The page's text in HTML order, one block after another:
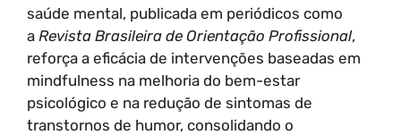
saúde mental, publicada em periódicos como
a Revista Brasileira de Orientação Profissional,
reforça a eficácia de intervenções baseadas em
mindfulness na melhoria do bem-estar
psicológico e na redução de sintomas de
transtornos de humor, consolidando o